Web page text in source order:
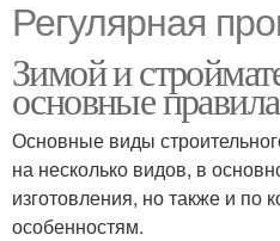
Регулярная
Зимой и
основные
Основные виды
на несколько видов, в
изготовления, но также и по
особенностям.